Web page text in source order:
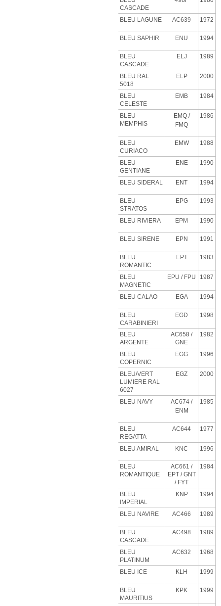
CASCADE
BLEU LAGUNE AC639 1972
BLEU SAPHIR ENU 1994
BLEU
CASCADE
ELJ 1989
BLEU RAL
5018
ELP 2000
BLEU
CELESTE
EMB 1984
BLEU
MEMPHIS
EMQ /
FMQ
1986
BLEU
CURIACO
EMW 1988
BLEU
GENTIANE
ENE 1990
BLEU SIDERAL ENT 1994
BLEU
STRATOS
EPG 1993
BLEU RIVIERA EPM 1990
BLEU SIRENE EPN 1991
BLEU
ROMANTIC
EPT 1983
BLEU
MAGNETIC
EPU / FPU 1987
BLEU CALAO EGA 1994
BLEU
CARABINIERI
EGD 1998
BLEU
ARGENTE
AC658 /
GNE
1982
BLEU
COPERNIC
EGG 1996
BLEU/VERT
LUMIERE RAL
6027
EGZ 2000
BLEU NAVY
AC674 /
ENM
1985
BLEU
REGATTA
AC644 1977
BLEU AMIRAL KNC 1996
BLEU
ROMANTIQUE
AC661 /
EPT / GNT
/ FYT
1984
BLEU
IMPERIAL
KNP 1994
BLEU NAVIRE AC466 1989
BLEU
CASCADE
AC498 1989
BLEU
PLATINUM
AC632 1968
BLEU ICE KLH 1999
BLEU
MAURITIUS
KPK 1999